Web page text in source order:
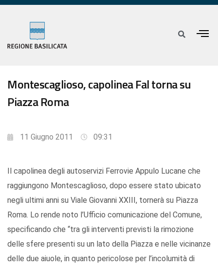
Montescaglioso, capolinea Fal torna su
Piazza Roma
11 Giugno 2011 09:31
Il capolinea degli autoservizi Ferrovie Appulo Lucane che
raggiungono Montescaglioso, dopo essere stato ubicato
negli ultimi anni su Viale Giovanni XXIII, tornerà su Piazza
Roma. Lo rende noto l’Ufficio comunicazione del Comune,
specificando che “tra gli interventi previsti la rimozione
delle sfere presenti su un lato della Piazza e nelle vicinanze
delle due aiuole, in quanto pericolose per l’incolumità di